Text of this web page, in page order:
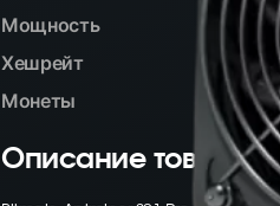
Мощность
Хешрейт
Монеты
Описание товара